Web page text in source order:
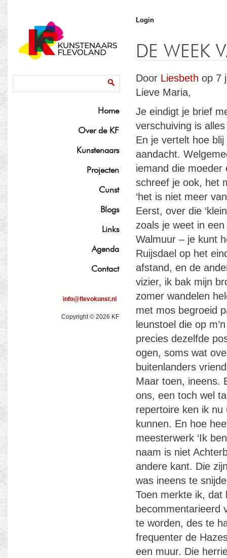
Home
Over de KF
Kunstenaars
Projecten
Cunst
Blogs
Links
Agenda
Contact
info@flevokunst.nl
Copyright © 2026 KF
Login
DE WEEK
Door Liesbeth op 7
Lieve Maria,
Je eindigt je brief
verschuiving is
En je vertelt hoe
aandacht.
iemand die
schreef je ook, het
‘het is niet meer
Eerst, over die
zoals je weet in
Walmuur – je kunt
Ruijsdael op het
afstand, en de
vizier, ik bak mijn
zomer wandelen
met mos begroeid
leunstoel die op
precies dezelfde
ogen, soms wat
buitenlanders
Maar toen, ineens.
ons, een toch wel
repertoire ken ik nu
kunnen. En hoe
meesterwerk ‘Ik
naam is niet
andere kant. Die
was ineens te
Toen merkte ik, dat
becommentarieerd
te worden, des te
frequenter de
een muur. Die